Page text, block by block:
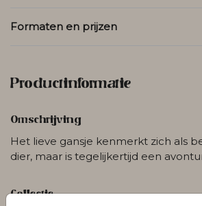
Formaten en prijzen
Productinformatie
Omschrijving
Het lieve gansje kenmerkt zich als
dier, maar is tegelijkertijd een
Collectie